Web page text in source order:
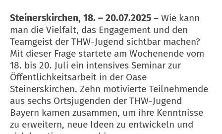
Steinerskirchen, 18. – 20.07.2025 – Wie kann
man die Vielfalt, das Engagement und den
Teamgeist der THW-Jugend sichtbar machen?
Mit dieser Frage startete am Wochenende vom
18. bis 20. Juli ein intensives Seminar zur
Öffentlichkeitsarbeit in der Oase
Steinerskirchen. Zehn motivierte Teilnehmende
aus sechs Ortsjugenden der THW-Jugend
Bayern kamen zusammen, um ihre Kenntnisse
zu erweitern, neue Ideen zu entwickeln und